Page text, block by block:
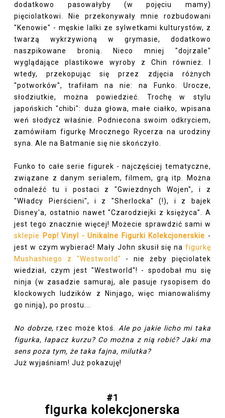
dodatkowo pasowałyby (w pojęciu mamy)
pięciolatkowi. Nie przekonywały mnie rozbudowani
"Kenowie" - męskie lalki ze sylwetkami kulturystów, z
twarzą wykrzywioną w grymasie, dodatkowo
naszpikowane bronią. Nieco mniej "dojrzale"
wyglądające plastikowe wyroby z Chin również. I
wtedy, przekopując się przez zdjęcia różnych
"potworków", trafiłam na nie: na Funko. Urocze,
słodziutkie, można powiedzieć. Trochę w stylu
japońskich "chibi": duża głowa, małe ciałko, wpisana
weń słodycz właśnie. Podniecona swoim odkryciem,
zamówiłam figurkę Mrocznego Rycerza na urodziny
syna. Ale na Batmanie się nie skończyło.
Funko to całe serie figurek - najczęściej tematyczne,
związane z danym serialem, filmem, grą itp. Można
odnaleźć tu i postaci z "Gwiezdnych Wojen", i z
"Władcy Pierścieni", i z "Sherlocka" (!), i z bajek
Disney'a, ostatnio nawet "Czarodziejki z księżyca". A
jest tego znacznie więcej! Możecie sprawdzić sami w
sklepie
Pop! Vinyl - Unikalne Figurki Kolekcjonerskie -
jest w czym wybierać! Mały John skusił się na figurkę
Mushashiego z "Westworld"
- nie żeby pięciolatek
wiedział, czym jest "Westworld"! - spodobał mu się
ninja (w zasadzie samuraj, ale pasuje rysopisem do
klockowych ludzików z Ninjago, więc mianowaliśmy
go ninją), po prostu...
No dobrze, rzec może ktoś. Ale po jakie licho mi taka
figurka, łapacz kurzu? Co można z nią robić? Jaki ma
sens poza tym, że taka fajna, milutka?
Już wyjaśniam! Już pokazuję!
#1
figurka kolekcjonerska